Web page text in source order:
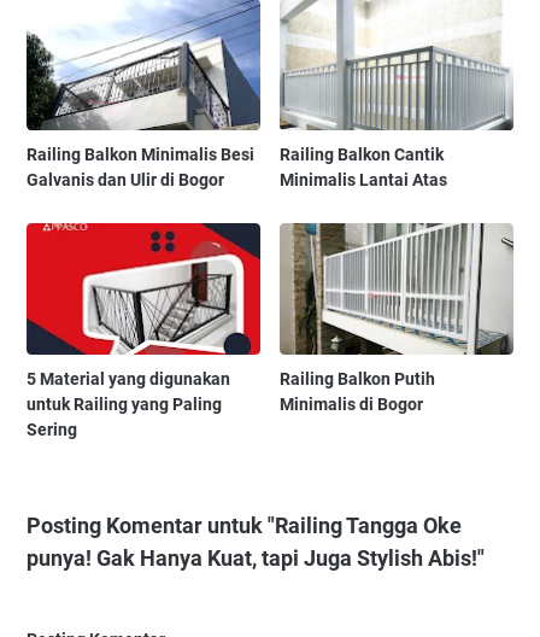
Railing Balkon Minimalis Besi
Galvanis dan Ulir di Bogor
Railing Balkon Cantik
Minimalis Lantai Atas
5 Material yang digunakan
untuk Railing yang Paling
Sering
Railing Balkon Putih
Minimalis di Bogor
Posting Komentar untuk "Railing Tangga Oke
punya! Gak Hanya Kuat, tapi Juga Stylish Abis!"